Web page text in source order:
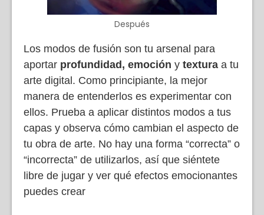
Después
Los modos de fusión son tu arsenal para
aportar profundidad, emoción y textura a tu
arte digital. Como principiante, la mejor
manera de entenderlos es experimentar con
ellos. Prueba a aplicar distintos modos a tus
capas y observa cómo cambian el aspecto de
tu obra de arte. No hay una forma “correcta” o
“incorrecta” de utilizarlos, así que siéntete
libre de jugar y ver qué efectos emocionantes
puedes crear